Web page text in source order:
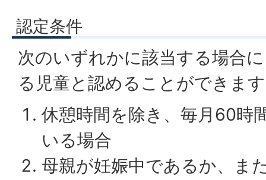
認定条件
次のいずれかに該当する場合
る児童と認めることができま
休憩時間を除き、毎月60時
いる場合
母親が妊娠中であるか、ま